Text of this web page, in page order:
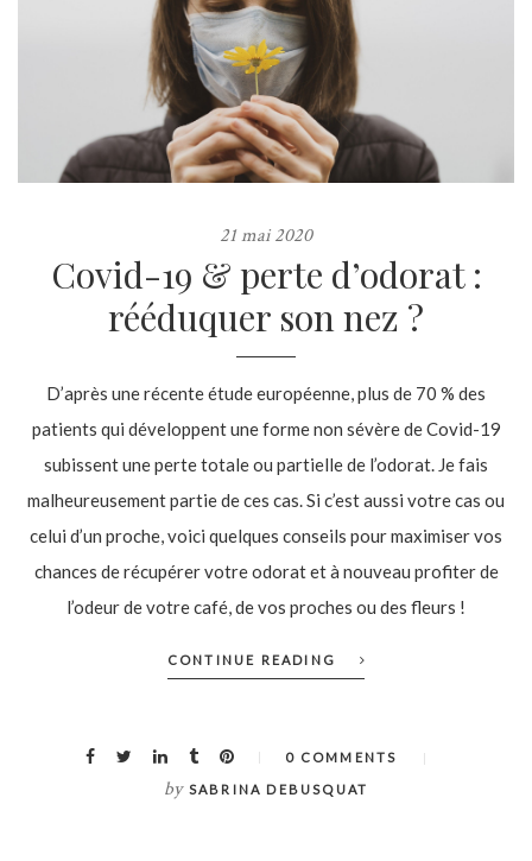
21 mai 2020
Covid-19 & perte d’odorat :
rééduquer son nez ?
D’après une récente étude européenne, plus de 70 % des
patients qui développent une forme non sévère de Covid-19
subissent une perte totale ou partielle de l’odorat. Je fais
malheureusement partie de ces cas. Si c’est aussi votre cas ou
celui d’un proche, voici quelques conseils pour maximiser vos
chances de récupérer votre odorat et à nouveau profiter de
l’odeur de votre café, de vos proches ou des fleurs !
CONTINUE READING
0 COMMENTS
by SABRINA DEBUSQUAT